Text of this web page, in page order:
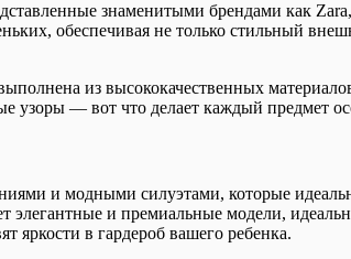
знаменитыми брендами как
обеспечивая не только стильный
из высококачественных
узоры — вот что делает каждый предмет
и модными силуэтами, которые
и премиальные модели,
яркости в гардероб вашего ребенка.